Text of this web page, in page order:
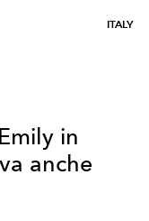
ITALY
in
anche